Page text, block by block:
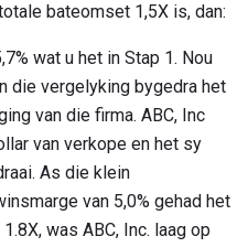
bateomset 1,5X is, dan:
wat u het in Stap 1. Nou
die vergelyking bygedra het
van die firma. ABC, Inc
van verkope en het sy
As die klein
van 5,0% gehad het
was ABC, Inc. laag op